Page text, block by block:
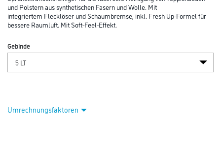
und Polstern aus synthetischen Fasern und Wolle. Mit
integriertem Flecklöser und Schaumbremse, inkl. Fresh Up-Formel für
bessere Raumluft. Mit Soft-Feel-Effekt.
Gebinde
Umrechnungsfaktoren